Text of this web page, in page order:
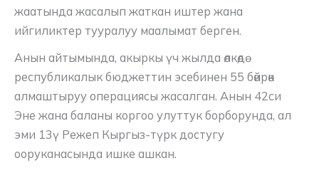
жаатында жасалып жаткан иштер жана
ийгиликтер тууралуу маалымат берген.
Анын айтымында, акыркы үч жылда өлкөдө
республикалык бюджеттин эсебинен 55 бөйрөк
алмаштыруу операциясы жасалган. Анын 42си
Эне жана баланы коргоо улуттук борборунда, ал
эми 13ү Режеп Кыргыз-түрк достугу
ооруканасында ишке ашкан.